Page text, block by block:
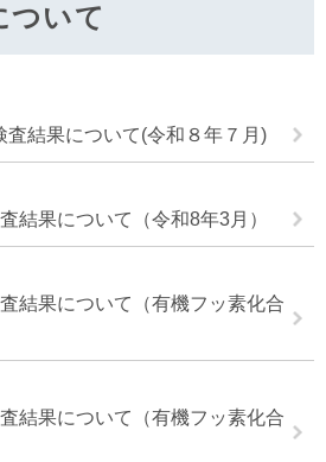
ついて
査結果について(令和８年７月)
結果について（令和8年3月）
結果について（有機フッ素化合
結果について（有機フッ素化合